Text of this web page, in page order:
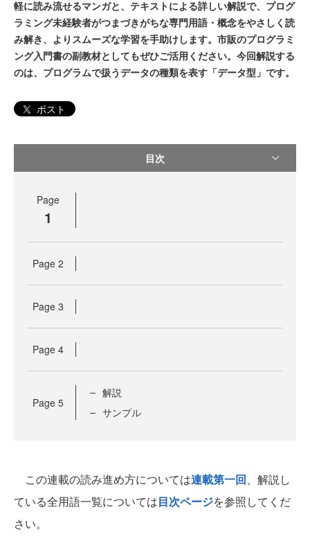
軽に読み流せるマンガと、テキストによる詳しい解説で、プログ
ラミング未経験者がつまづきがちな専門用語・概念をやさしく読
み解き、よりスムーズな学習を手助けします。市販のプログラミ
ング入門書の副教材としてもぜひご活用ください。今回解説する
のは、プログラムで扱うデータの種類を表す「データ型」です。
ポスト
目次
Page
1
Page 2
Page 3
Page 4
Page 5
解説
サンプル
この連載の読み進め方については連載第一回、解説し
ている全用語一覧については目次ページを参照してくだ
さい。